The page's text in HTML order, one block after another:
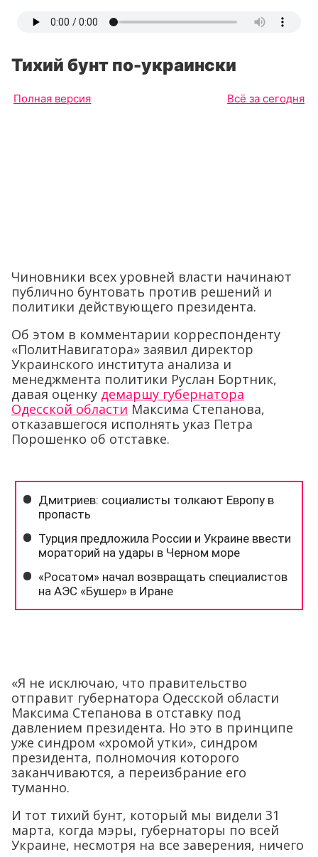
Тихий бунт по-украински
Полная версия Всё за сегодня
Чиновники всех уровней власти начинают
публично бунтовать против решений и
политики действующего президента.
Об этом в комментарии корреспонденту
«ПолитНавигатора» заявил директор
Украинского института анализа и
менеджмента политики Руслан Бортник,
давая оценку демаршу губернатора
Одесской области Максима Степанова,
отказавшегося исполнять указ Петра
Порошенко об отставке.
«Я не исключаю, что правительство
отправит губернатора Одесской области
Максима Степанова в отставку под
давлением президента. Но это в принципе
уже синдром «хромой утки», синдром
президента, полномочия которого
заканчиваются, а переизбрание его
туманно.
И тот тихий бунт, который мы видели 31
марта, когда мэры, губернаторы по всей
Украине, несмотря на все заверения, ничего